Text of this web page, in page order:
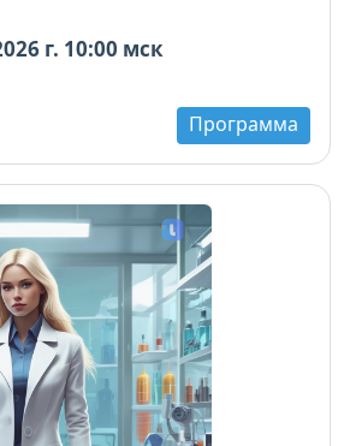
оборудование, персонал,
внимание уделим
выездной проверки,
несоответствий из
и грамотному реагированию
включая подачу возражений и
и ответственных за
которым нужны
а практические навыки для
аккредитации без
проверок.
г. 10:00 мск
Программа